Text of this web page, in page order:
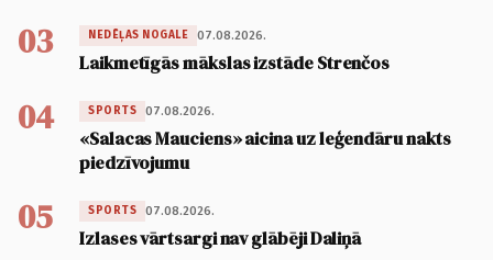
03 NEDĒĻAS NOGALE 07.08.2026.
Laikmetīgās mākslas izstāde Strenčos
04 SPORTS 07.08.2026.
«Salacas Mauciens» aicina uz leģendāru nakts
piedzīvojumu
05 SPORTS 07.08.2026.
Izlases vārtsargi nav glābēji Daliņā